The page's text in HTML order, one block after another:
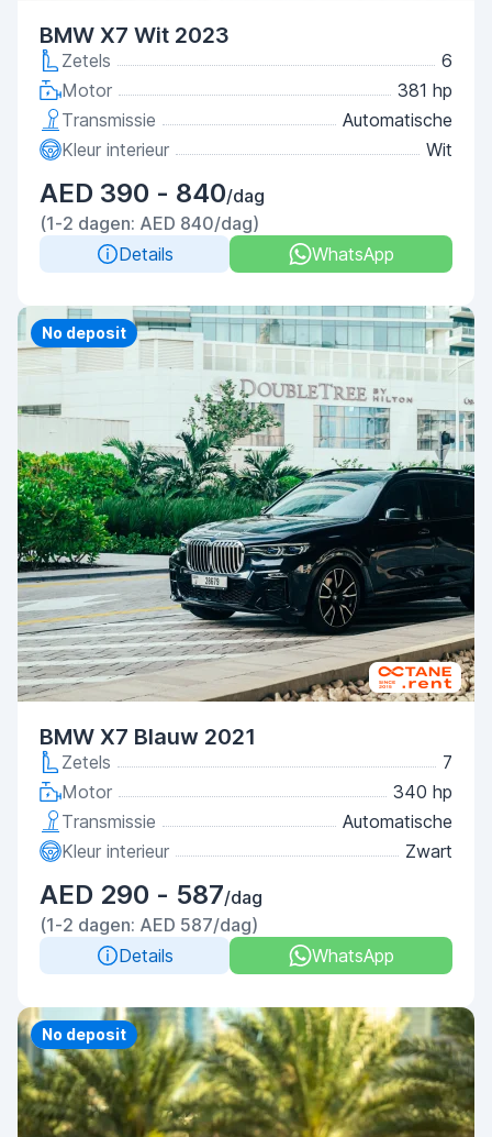
BMW X7 Wit 2023
Zetels
6
Motor
381 hp
Transmissie
Automatische
Kleur interieur
Wit
AED 390 - 840/dag
(1-2 dagen: AED 840/dag)
Details
WhatsApp
Priority
No deposit
BMW X7 Blauw 2021
Zetels
7
Motor
340 hp
Transmissie
Automatische
Kleur interieur
Zwart
AED 290 - 587/dag
(1-2 dagen: AED 587/dag)
Details
WhatsApp
Priority
No deposit